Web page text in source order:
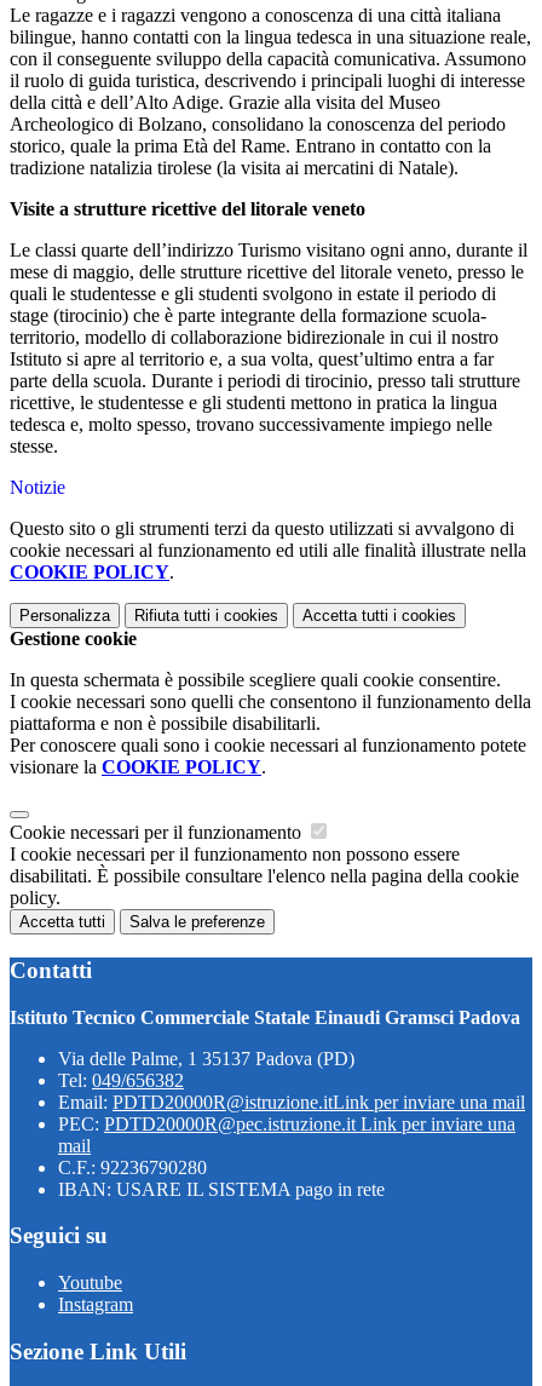
Le ragazze e i ragazzi vengono a conoscenza di una città italiana
bilingue, hanno contatti con la lingua tedesca in una situazione reale,
con il conseguente sviluppo della capacità comunicativa. Assumono
il ruolo di guida turistica, descrivendo i principali luoghi di interesse
della città e dell’Alto Adige. Grazie alla visita del Museo
Archeologico di Bolzano, consolidano la conoscenza del periodo
storico, quale la prima Età del Rame. Entrano in contatto con la
tradizione natalizia tirolese (la visita ai mercatini di Natale).
Visite a strutture ricettive del litorale veneto
Le classi quarte dell’indirizzo Turismo visitano ogni anno, durante il
mese di maggio, delle strutture ricettive del litorale veneto, presso le
quali le studentesse e gli studenti svolgono in estate il periodo di
stage (tirocinio) che è parte integrante della formazione scuola-
territorio, modello di collaborazione bidirezionale in cui il nostro
Istituto si apre al territorio e, a sua volta, quest’ultimo entra a far
parte della scuola. Durante i periodi di tirocinio, presso tali strutture
ricettive, le studentesse e gli studenti mettono in pratica la lingua
tedesca e, molto spesso, trovano successivamente impiego nelle
stesse.
Notizie
Questo sito o gli strumenti terzi da questo utilizzati si avvalgono di
cookie necessari al funzionamento ed utili alle finalità illustrate nella
COOKIE POLICY.
Personalizza Rifiuta tutti i cookies Accetta tutti i cookies
Gestione cookie
In questa schermata è possibile scegliere quali cookie consentire.
I cookie necessari sono quelli che consentono il funzionamento della
piattaforma e non è possibile disabilitarli.
Per conoscere quali sono i cookie necessari al funzionamento potete
visionare la COOKIE POLICY.
Cookie necessari per il funzionamento
I cookie necessari per il funzionamento non possono essere
disabilitati. È possibile consultare l'elenco nella pagina della cookie
policy.
Accetta tutti Salva le preferenze
Contatti
Istituto Tecnico Commerciale Statale Einaudi Gramsci Padova
Via delle Palme, 1 35137 Padova (PD)
Tel: 049/656382
Email: PDTD20000R@istruzione.itLink per inviare una mail
PEC: PDTD20000R@pec.istruzione.it Link per inviare una
mail
C.F.: 92236790280
IBAN: USARE IL SISTEMA pago in rete
Seguici su
Youtube
Instagram
Sezione Link Utili